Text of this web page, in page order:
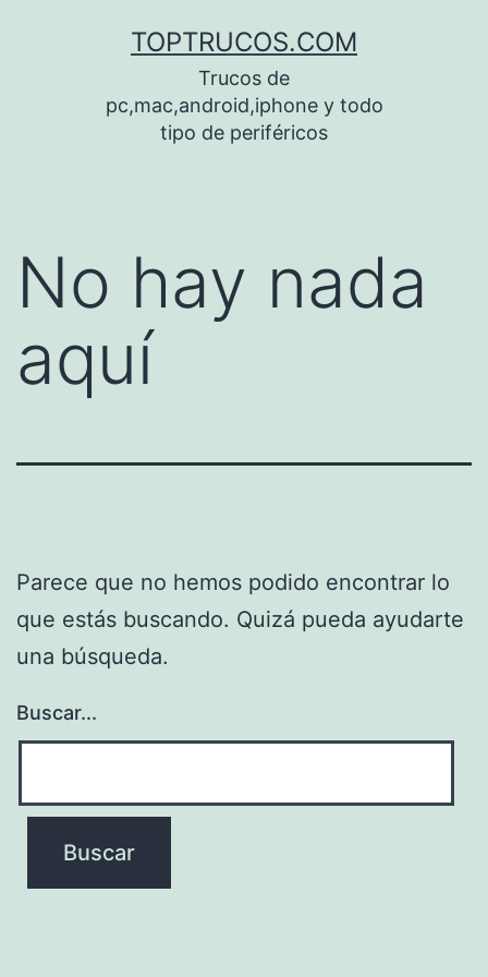
TOPTRUCOS.COM
Trucos de
pc,mac,android,iphone y todo
tipo de periféricos
No hay nada
aquí
Parece que no hemos podido encontrar lo
que estás buscando. Quizá pueda ayudarte
una búsqueda.
Buscar...